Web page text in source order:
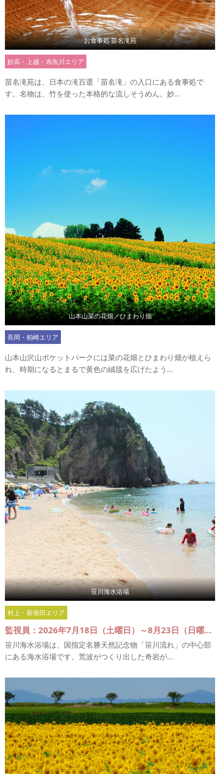
お食事処 苗名滝苑
妙高・上越・糸魚川エリア
苗名滝苑は、日本の滝百選「苗名滝」の入口にある食事処で
す。名物は、竹を使った本格的な流しそうめん。妙...
山本山菜の花畑／ひまわり畑
長岡・柏崎エリア
山本山沢山ポケットパークには菜の花畑とひまわり畑が植えら
れ、時期になるとまるで黄色の絨毯を広げたよう...
笹川海水浴場
村上・新発田エリア
監視員：2026年7月18日（土曜日）～8月23日（日曜日）
笹川海水浴場は、国指定名勝天然記念物「笹川流れ」の中心部
にある海水浴場です。荒波がつくり出した奇岩が...